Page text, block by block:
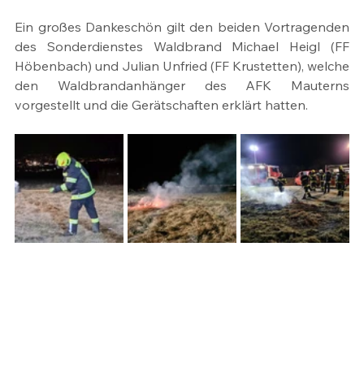
Ein großes Dankeschön gilt den beiden Vortragenden
des Sonderdienstes Waldbrand Michael Heigl (FF
Höbenbach) und Julian Unfried (FF Krustetten), welche
den Waldbrandanhänger des AFK Mauterns
vorgestellt und die Gerätschaften erklärt hatten.